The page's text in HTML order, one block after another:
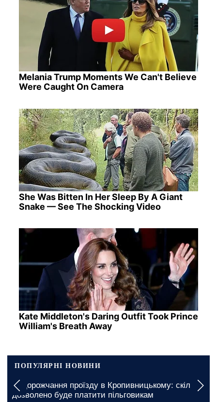
Melania Trump Moments We Can't Believe
Were Caught On Camera
She Was Bitten In Her Sleep By A Giant
Snake — See The Shocking Video
Kate Middleton's Daring Outfit Took Prince
William's Breath Away
ПОПУЛЯРНІ НОВИНИ
Подорожчання проїзду в Кропивницькому: скільки
дозволено буде платити пільговикам